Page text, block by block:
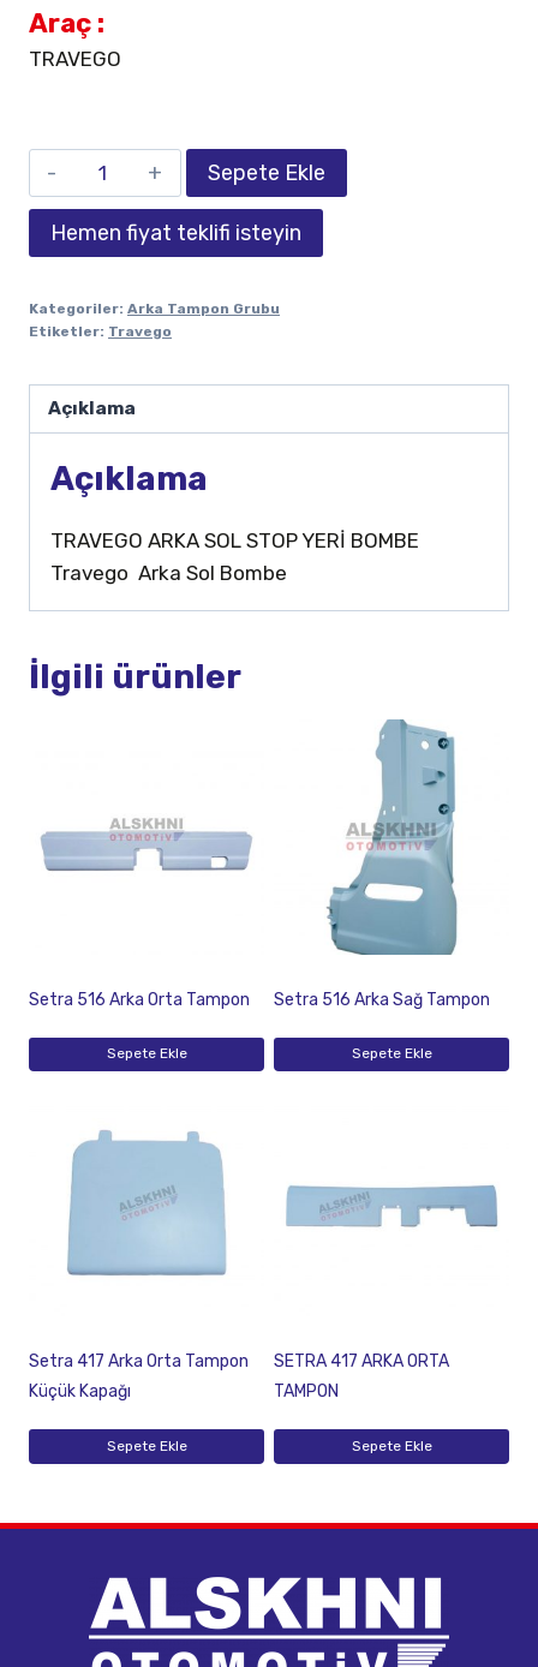
Araç :
TRAVEGO
Sepete Ekle
Hemen fiyat teklifi isteyin
Kategoriler: Arka Tampon Grubu
Etiketler: Travego
Açıklama
Açıklama
TRAVEGO ARKA SOL STOP YERİ BOMBE
Travego Arka Sol Bombe
İlgili ürünler
Setra 516 Arka Orta Tampon
Sepete Ekle
Setra 516 Arka Sağ Tampon
Sepete Ekle
Setra 417 Arka Orta Tampon
Küçük Kapağı
Sepete Ekle
SETRA 417 ARKA ORTA
TAMPON
Sepete Ekle